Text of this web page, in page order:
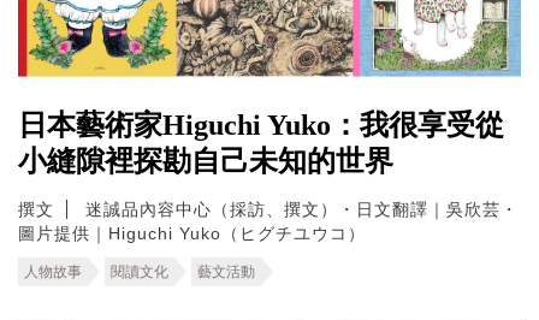
日本藝術家Higuchi Yuko：我很享受從
小縫隙裡探勘自己未知的世界
撰文
迷誠品內容中心（採訪、撰文）・日文翻譯｜吳欣芸・
圖片提供｜Higuchi Yuko（ヒグチユウコ）
人物故事 閱讀文化 藝文活動